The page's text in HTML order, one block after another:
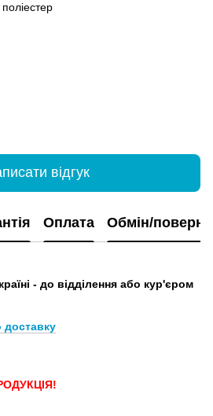
відгук
Оплата Обмін/
- до відділення або кур'єром
доставку